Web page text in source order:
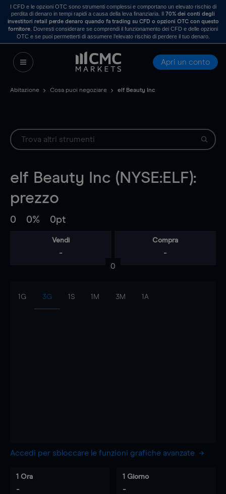
I CFD e le opzioni OTC sono strumenti complessi e comportano un elevato rischio di
perdita di denaro in tempi rapidi a causa della leva finanziaria. Il70% dei conti degli
investitori retail perde denaro quando fa trading su CFD o opzioni OTC con questo
fornitore . Dovresti considerare se comprendi il funzionamento dei CFD e delle opzioni
OTC e se puoi permetterti di assumere l’elevato rischio di perdere il tuo denaro.
Apri un conto
Abitazione Cosa puoi negoziare elf Beauty Inc
elf Beauty Inc (NYSE:ELF):
prezzo
0 0% 0pt
Vendi
-
Compra
-
0
1G 3G 1S 1M 3M 1A
Accedi per sbloccare le funzioni grafiche avanzate
1 Ora
-
1 Giorno
-